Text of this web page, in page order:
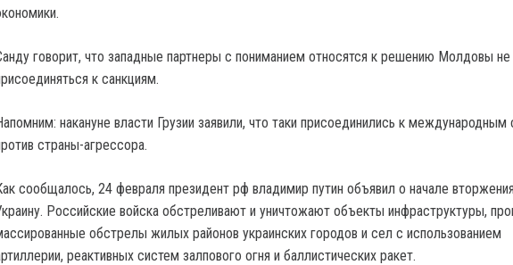
говорит, что западные партнеры с пониманием относятся к решению Молдовы не
к санкциям.
накануне власти Грузии заявили, что таки присоединились к международным
страны-агрессора.
сообщалось, 24 февраля президент рф владимир путин объявил о начале
Российские войска обстреливают и уничтожают объекты инфраструктуры,
обстрелы жилых районов украинских городов и сел с использованием
реактивных систем залпового огня и баллистических ракет.